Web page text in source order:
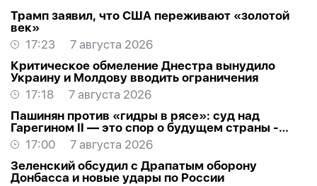
Трамп заявил, что США переживают «золотой
век»
17:23
7 августа 2026
Критическое обмеление Днестра вынудило
Украину и Молдову вводить ограничения
17:18
7 августа 2026
Пашинян против «гидры в рясе»: суд над
Гарегином II — это спор о будущем страны -
МНЕНИЕ
17:00
7 августа 2026
Зеленский обсудил с Драпатым оборону
Донбасса и новые удары по России